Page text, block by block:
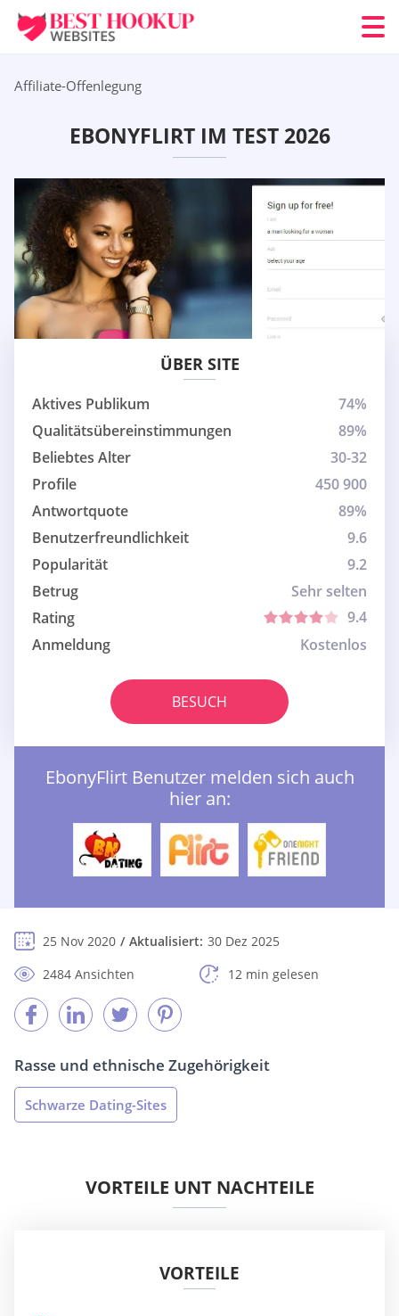
Affiliate-Offenlegung
EBONYFLIRT IM TEST 2026
ÜBER SITE
Aktives Publikum
74%
Qualitätsübereinstimmungen
89%
Beliebtes Alter
30-32
Profile
450 900
Antwortquote
89%
Benutzerfreundlichkeit
9.6
Popularität
9.2
Betrug
Sehr selten
Rating
9.4
Anmeldung
Kostenlos
BESUCH
EbonyFlirt Benutzer melden sich auch
hier an:
25 Nov 2020 Aktualisiert: 30 Dez 2025
2484 Ansichten
12 min gelesen
Rasse und ethnische Zugehörigkeit
Schwarze Dating-Sites
VORTEILE UNT NACHTEILE
VORTEILE